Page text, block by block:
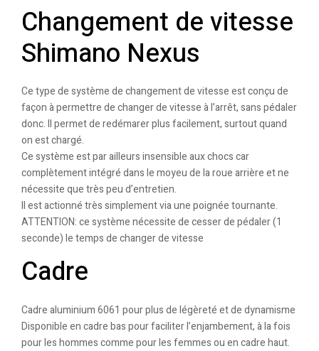
Changement de vitesse
Shimano Nexus
Ce type de système de changement de vitesse est conçu de
façon à permettre de changer de vitesse à l’arrêt, sans pédaler
donc. Il permet de redémarer plus facilement, surtout quand
on est chargé.
Ce système est par ailleurs insensible aux chocs car
complètement intégré dans le moyeu de la roue arrière et ne
nécessite que très peu d’entretien.
Il est actionné très simplement via une poignée tournante.
ATTENTION: ce système nécessite de cesser de pédaler (1
seconde) le temps de changer de vitesse
Cadre
Cadre aluminium 6061 pour plus de légèreté et de dynamisme
Disponible en cadre bas pour faciliter l’enjambement, à la fois
pour les hommes comme pour les femmes ou en cadre haut.